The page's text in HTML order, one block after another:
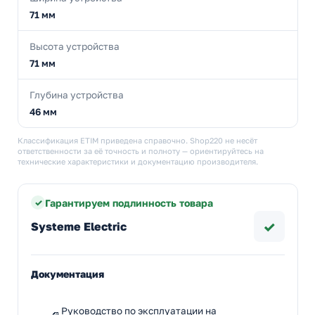
71 мм
Высота устройства
71 мм
Глубина устройства
46 мм
Классификация ETIM приведена справочно. Shop220 не несёт
ответственности за её точность и полноту — ориентируйтесь на
технические характеристики и документацию производителя.
Гарантируем подлинность товара
Systeme Electric ✓
Документация
Руководство по эксплуатации на